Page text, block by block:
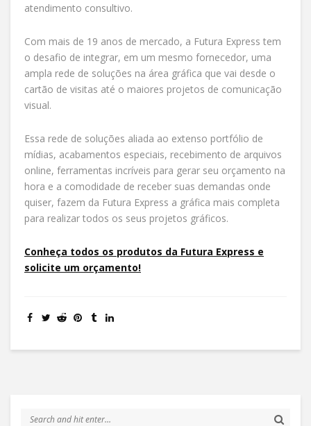
atendimento consultivo.
Com mais de 19 anos de mercado, a Futura Express tem
o desafio de integrar, em um mesmo fornecedor, uma
ampla rede de soluções na área gráfica que vai desde o
cartão de visitas até o maiores projetos de comunicação
visual.
Essa rede de soluções aliada ao extenso portfólio de
mídias, acabamentos especiais, recebimento de arquivos
online, ferramentas incríveis para gerar seu orçamento na
hora e a comodidade de receber suas demandas onde
quiser, fazem da Futura Express a gráfica mais completa
para realizar todos os seus projetos gráficos.
Conheça todos os produtos da Futura Express e
solicite um orçamento!